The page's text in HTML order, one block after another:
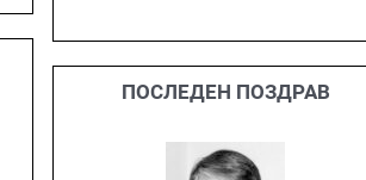
ПОСЛЕДЕН ПОЗДРАВ